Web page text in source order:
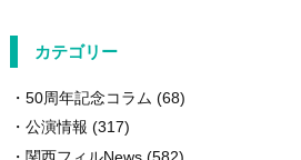
カテゴリー
50周年記念コラム (68)
公演情報 (317)